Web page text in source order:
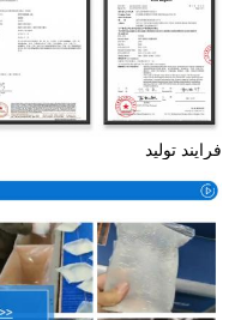
فرایند تولید